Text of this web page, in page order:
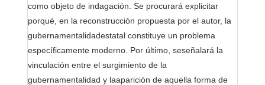
como objeto de indagación. Se procurará explicitar
porqué, en la reconstrucción propuesta por el autor, la
gubernamentalidadestatal constituye un problema
específicamente moderno. Por último, seseñalará la
vinculación entre el surgimiento de la
gubernamentalidad y laaparición de aquella forma de